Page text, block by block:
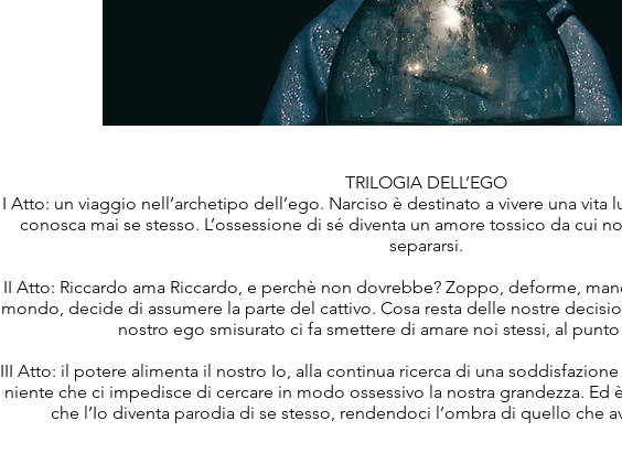
TRILOGIA DELL’EGO
I Atto: un viaggio nell’archetipo dell’ego. Narciso è destinato a vivere una vita
conosca mai se stesso. L’ossessione di sé diventa un amore tossico da cui
separarsi.
II Atto: Riccardo ama Riccardo, e perchè non dovrebbe? Zoppo, deforme,
mondo, decide di assumere la parte del cattivo. Cosa resta delle nostre
nostro ego smisurato ci fa smettere di amare noi stessi, al
III Atto: il potere alimenta il nostro Io, alla continua ricerca di una soddisfazione
niente che ci impedisce di cercare in modo ossessivo la nostra grandezza. Ed
che l’Io diventa parodia di se stesso, rendendoci l’ombra di quello che